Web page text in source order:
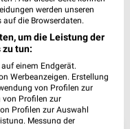
werden unseren
die Browserdaten.
um die Leistung der
zu tun:
einem Endgerät.
Werbeanzeigen. Erstellung
von Profilen zur
von Profilen zur
Profilen zur Auswahl
Messung der